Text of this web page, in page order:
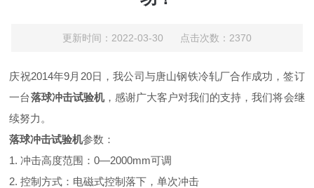
更新时间：2022-03-30 点击次数：2370
庆祝2014年9月20日，我公司与唐山钢铁冷轧厂合作成功，签订
一台落球冲击试验机，感谢广大客户对我们的支持，我们将会继
续努力。
落球冲击试验机参数：
1.冲击高度范围：0—2000mm可调
2. 控制方式：电磁式控制落下，单次冲击